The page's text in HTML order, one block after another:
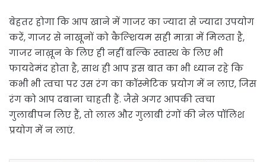
बेहतर होगा कि आप खाने में गाजर का ज्यादा से ज्यादा उपयोग
करें, गाजर से नाखूनों को कैल्शियम सही मात्रा में मिलता है,
गाजर नाख़ून के लिए ही नहीं बल्कि स्वास्थ के लिए भी
फायदेमंद होता है, साथ ही आप इस बात का भी ध्यान रहे कि
कभी भी त्वचा पर उस रंग का कॉस्मेटिक प्रयोग में न लाए, जिस
रंग को आप दबाना चाहती हैं. जैसे अगर आपकी त्वचा
गुलाबीपन लिए हैं, तो लाल और गुलाबी रंगों की नेल पॉलिश
प्रयोग में न लाएं.